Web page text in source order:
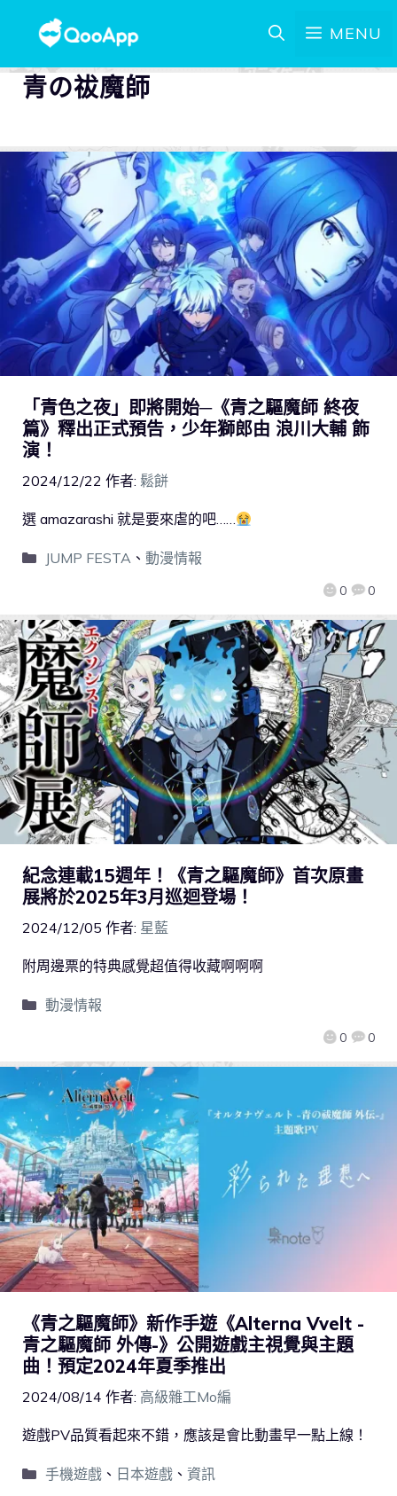
MENU
青の祓魔師
「青色之夜」即將開始─《青之驅魔師 終夜
篇》釋出正式預告，少年獅郎由 浪川大輔 飾
演！
2024/12/22 作者: 鬆餅
0 0
選 amazarashi 就是要來虐的吧……
JUMP FESTA、 動漫情報
紀念連載15週年！《青之驅魔師》首次原畫
展將於2025年3月巡迴登場！
2024/12/05 作者: 星藍
0 0
附周邊票的特典感覺超值得收藏啊啊啊
動漫情報
《青之驅魔師》新作手遊《Alterna Vvelt -
青之驅魔師 外傳-》公開遊戲主視覺與主題
曲！預定2024年夏季推出
2024/08/14 作者: 高級雜工Mo編
遊戲PV品質看起來不錯，應該是會比動畫早一點上線！
手機遊戲、 日本遊戲、 資訊